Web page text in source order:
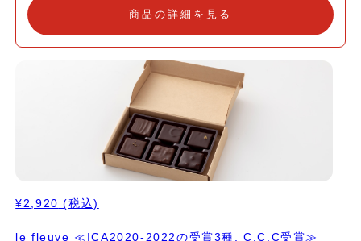
ンをぜひご体験ください。 1. いちごプラント 福岡県産のあまおう
を贅沢に使ったガナッシュ。 プラントベースの自家製クーベルチ
リネそば プラント 豆、そば、カカオと穀物同士のコラボレーショ
ンは相性が良いです。 3.オランジュウォーターガナッシュ オレン
ジの果汁と金柑を炊いたシロップで作ったウォーターガナッシュ。
自家製のオレンジリキュールで香り付け。 ⭐️ICA2022（ワール
ド）でブロンズ受賞 4.プラリネアマンドソイ 乳の代わりにソイを
使った自家製クーベルチュールベース。 アーモンドの香りがマス
キングされることなく ダイレクトに感じられます。 5.フランボワ
フルーツの香りが引き出されます。 6.プラリネココソイ 良質なス
商品の詳細を見る
¥2,920 (税込)
le fleuve ≪ICA2020-2022の受賞3種, C.C.C受賞≫